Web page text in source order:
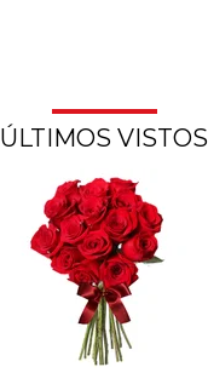
ÚLTIMOS VISTOS